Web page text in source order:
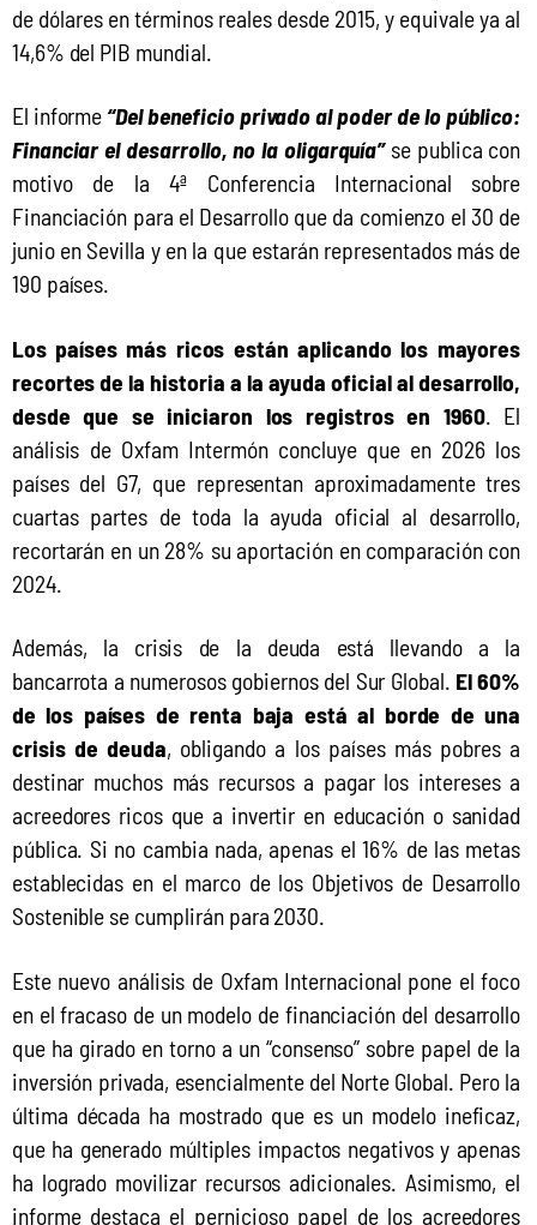
de dólares en términos reales desde 2015, y equivale ya al
14,6% del PIB mundial.
El informe “Del beneficio privado al poder de lo público:
Financiar el desarrollo, no la oligarquía” se publica con
motivo de la 4ª Conferencia Internacional sobre
Financiación para el Desarrollo que da comienzo el 30 de
junio en Sevilla y en la que estarán representados más de
190 países.
Los países más ricos están aplicando los mayores
recortes de la historia a la ayuda oficial al desarrollo,
desde que se iniciaron los registros en 1960. El
análisis de Oxfam Intermón concluye que en 2026 los
países del G7, que representan aproximadamente tres
cuartas partes de toda la ayuda oficial al desarrollo,
recortarán en un 28% su aportación en comparación con
2024.
Además, la crisis de la deuda está llevando a la
bancarrota a numerosos gobiernos del Sur Global. El 60%
de los países de renta baja está al borde de una
crisis de deuda, obligando a los países más pobres a
destinar muchos más recursos a pagar los intereses a
acreedores ricos que a invertir en educación o sanidad
pública. Si no cambia nada, apenas el 16% de las metas
establecidas en el marco de los Objetivos de Desarrollo
Sostenible se cumplirán para 2030.
Este nuevo análisis de Oxfam Internacional pone el foco
en el fracaso de un modelo de financiación del desarrollo
que ha girado en torno a un “consenso” sobre papel de la
inversión privada, esencialmente del Norte Global. Pero la
última década ha mostrado que es un modelo ineficaz,
que ha generado múltiples impactos negativos y apenas
ha logrado movilizar recursos adicionales. Asimismo, el
informe destaca el pernicioso papel de los acreedores